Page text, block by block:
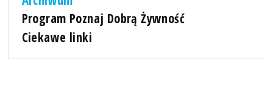
Program Poznaj Dobrą Żywność
Ciekawe linki